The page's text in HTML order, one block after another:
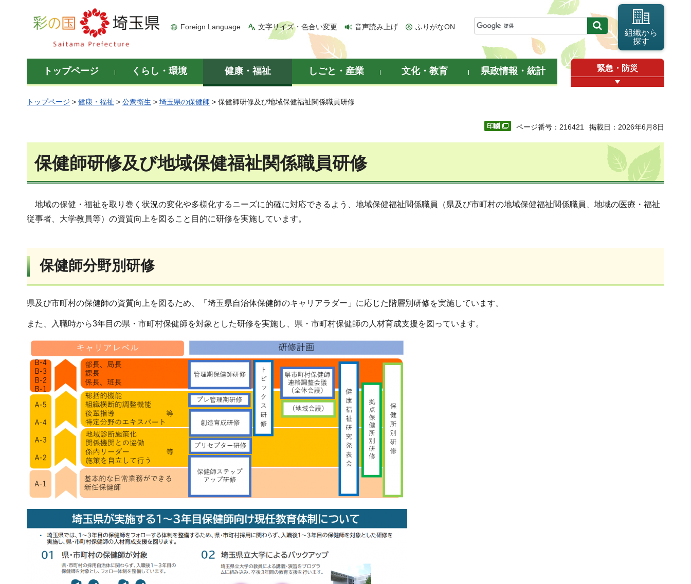
彩の国 埼玉県
Foreign Language 文字サイズ・色合い変更 音声読み上げ ふりがなON
組織から
探す
トップページ くらし・環境 健康・福祉 しごと・産業 文化・教育 県政情報・統計 緊急・防災
トップページ > 健康・福祉 > 公衆衛生 > 埼玉県の保健師 > 保健師研修及び地域保健福祉関係職員研修
ページ番号：216421 掲載日：2026年6月8日
保健師研修及び地域保健福祉関係職員研修
地域の保健・福祉を取り巻く状況の変化や多様化するニーズに的確に対応できるよう、地域保健福祉関係職員（県及び市町村の地域保健福祉関係職員、地域の医療・福祉
従事者、大学教員等）の資質向上を図ること目的に研修を実施しています。
保健師分野別研修
県及び市町村の保健師の資質向上を図るため、「埼玉県自治体保健師のキャリアラダー」に応じた階層別研修を実施しています。
また、入職時から3年目の県・市町村保健師を対象とした研修を実施し、県・市町村保健師の人材育成支援を図っています。